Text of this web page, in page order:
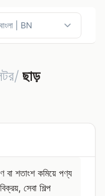
ছাড়
বা শতাংশ কমিয়ে পণ্য
সেবা শিল্প